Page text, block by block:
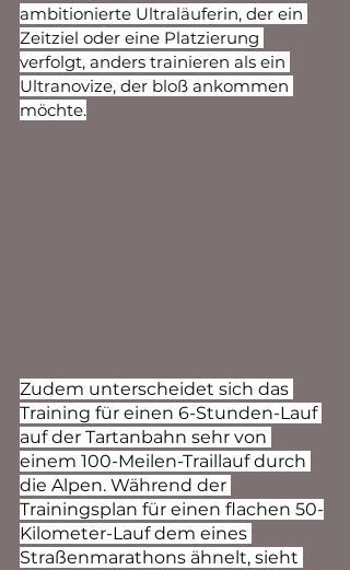
ambitionierte Ultraläuferin, der ein
Zeitziel oder eine Platzierung
verfolgt, anders trainieren als ein
Ultranovize, der bloß ankommen
möchte.
Zudem unterscheidet sich das
Training für einen 6-Stunden-Lauf
auf der Tartanbahn sehr von
einem 100-Meilen-Traillauf durch
die Alpen. Während der
Trainingsplan für einen flachen 50-
Kilometer-Lauf dem eines
Straßenmarathons ähnelt, sieht